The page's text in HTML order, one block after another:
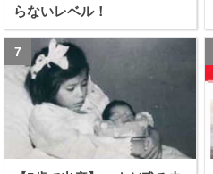
らないレベル！